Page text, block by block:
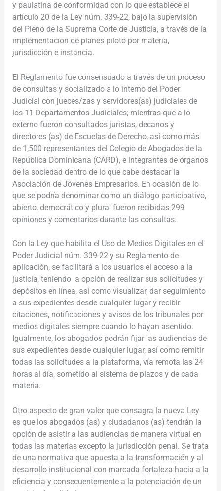
y paulatina de conformidad con lo que establece el
artículo 20 de la Ley núm. 339-22, bajo la supervisión
del Pleno de la Suprema Corte de Justicia, a través de la
implementación de planes piloto por materia,
jurisdicción e instancia.
El Reglamento fue consensuado a través de un proceso
de consultas y socializado a lo interno del Poder
Judicial con jueces/zas y servidores(as) judiciales de
los 11 Departamentos Judiciales; mientras que a lo
externo fueron consultados juristas, decanos y
directores (as) de Escuelas de Derecho, así como más
de 1,500 representantes del Colegio de Abogados de la
República Dominicana (CARD), e integrantes de órganos
de la sociedad dentro de lo que cabe destacar la
Asociación de Jóvenes Empresarios. En ocasión de lo
que se podría denominar como un diálogo participativo,
abierto, democrático y plural fueron recibidas 299
opiniones y comentarios durante las consultas.
Con la Ley que habilita el Uso de Medios Digitales en el
Poder Judicial núm. 339-22 y su Reglamento de
aplicación, se facilitará a los usuarios el acceso a la
justicia, teniendo la opción de realizar sus solicitudes y
depósitos en línea, así como visualizar, dar seguimiento
a sus expedientes desde cualquier lugar y recibir
citaciones, notificaciones y avisos de los tribunales por
medios digitales siempre cuando lo hayan asentido.
Igualmente, los abogados podrán fijar las audiencias de
sus expedientes desde cualquier lugar, así como remitir
todas las solicitudes a la plataforma, vía remota las 24
horas al día, sometido al sistema de plazos y de cada
materia.
Otro aspecto de gran valor que consagra la nueva Ley
es que los abogados (as) y ciudadanos (as) tendrán la
opción de asistir a las audiencias de manera virtual en
todas las materias excepto la jurisdicción penal. Se trata
de una normativa que apuesta a la transformación y al
desarrollo institucional con marcada fortaleza hacia a la
eficiencia y consecuentemente a la potenciación de un